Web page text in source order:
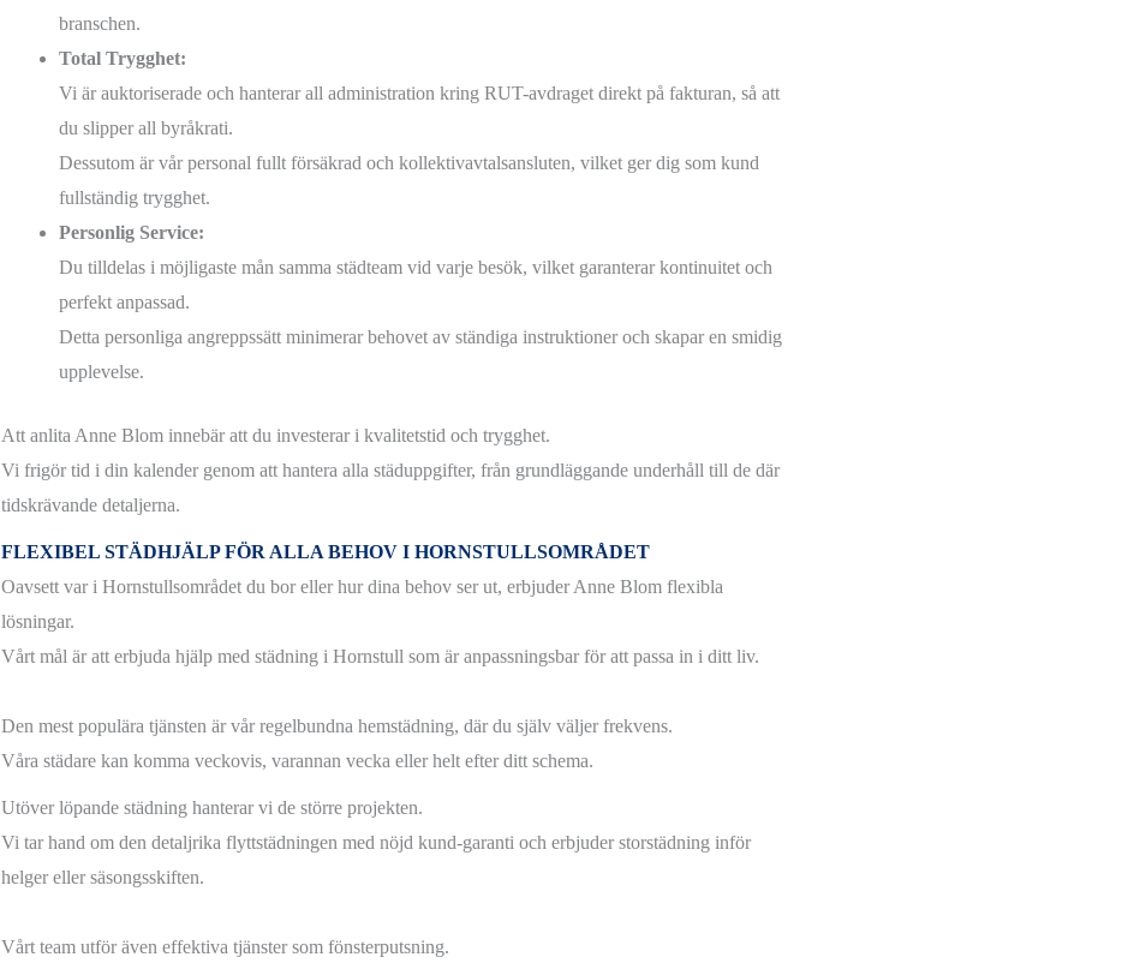
branschen.
Total Trygghet:
Vi är auktoriserade och hanterar all administration kring RUT-avdraget direkt på fakturan, så att
du slipper all byråkrati.
Dessutom är vår personal fullt försäkrad och kollektivavtalsansluten, vilket ger dig som kund
fullständig trygghet.
Personlig Service:
Du tilldelas i möjligaste mån samma städteam vid varje besök, vilket garanterar kontinuitet och
perfekt anpassad.
Detta personliga angreppssätt minimerar behovet av ständiga instruktioner och skapar en smidig
upplevelse.
Att anlita Anne Blom innebär att du investerar i kvalitetstid och trygghet.
Vi frigör tid i din kalender genom att hantera alla städuppgifter, från grundläggande underhåll till de där
tidskrävande detaljerna.
FLEXIBEL STÄDHJÄLP FÖR ALLA BEHOV I HORNSTULLSOMRÅDET
Oavsett var i Hornstullsområdet du bor eller hur dina behov ser ut, erbjuder Anne Blom flexibla
lösningar.
Vårt mål är att erbjuda hjälp med städning i Hornstull som är anpassningsbar för att passa in i ditt liv.
Den mest populära tjänsten är vår regelbundna hemstädning, där du själv väljer frekvens.
Våra städare kan komma veckovis, varannan vecka eller helt efter ditt schema.
Utöver löpande städning hanterar vi de större projekten.
Vi tar hand om den detaljrika flyttstädningen med nöjd kund-garanti och erbjuder storstädning inför
helger eller säsongsskiften.
Vårt team utför även effektiva tjänster som fönsterputsning.